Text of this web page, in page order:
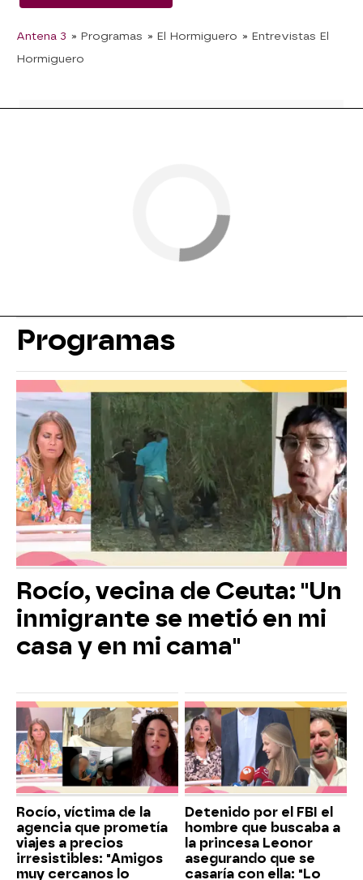
Antena 3 » Programas » El Hormiguero » Entrevistas El
Hormiguero
Programas
Rocío, vecina de Ceuta: "Un
inmigrante se metió en mi
casa y en mi cama"
Rocío, víctima de la
agencia que prometía
viajes a precios
irresistibles: "Amigos
muy cercanos lo
Detenido por el FBI el
hombre que buscaba a
la princesa Leonor
asegurando que se
casaría con ella: "Lo